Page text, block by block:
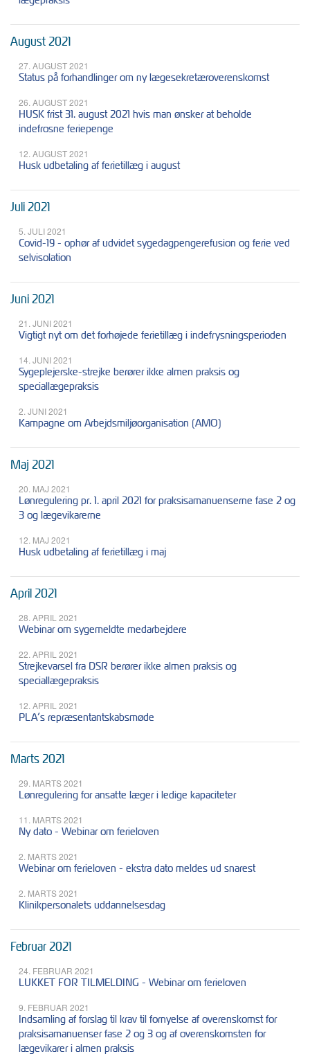
August 2021
27. AUGUST 2021
Status på forhandlinger om ny lægesekretæroverenskomst
26. AUGUST 2021
HUSK frist 31. august 2021 hvis man ønsker at beholde
indefrosne feriepenge
12. AUGUST 2021
Husk udbetaling af ferietillæg i august
Juli 2021
5. JULI 2021
Covid-19 - ophør af udvidet sygedagpengerefusion og ferie ved
selvisolation
Juni 2021
21. JUNI 2021
Vigtigt nyt om det forhøjede ferietillæg i indefrysningsperioden
14. JUNI 2021
Sygeplejerske-strejke berører ikke almen praksis og
speciallægepraksis
2. JUNI 2021
Kampagne om Arbejdsmiljøorganisation (AMO)
Maj 2021
20. MAJ 2021
Lønregulering pr. 1. april 2021 for praksisamanuenserne fase 2 og
3 og lægevikarerne
12. MAJ 2021
Husk udbetaling af ferietillæg i maj
April 2021
28. APRIL 2021
Webinar om sygemeldte medarbejdere
22. APRIL 2021
Strejkevarsel fra DSR berører ikke almen praksis og
speciallægepraksis
12. APRIL 2021
PLA’s repræsentantskabsmøde
Marts 2021
29. MARTS 2021
Lønregulering for ansatte læger i ledige kapaciteter
11. MARTS 2021
Ny dato - Webinar om ferieloven
2. MARTS 2021
Webinar om ferieloven - ekstra dato meldes ud snarest
2. MARTS 2021
Klinikpersonalets uddannelsesdag
Februar 2021
24. FEBRUAR 2021
LUKKET FOR TILMELDING - Webinar om ferieloven
9. FEBRUAR 2021
Indsamling af forslag til krav til fornyelse af overenskomst for
praksisamanuenser fase 2 og 3 og af overenskomsten for
lægevikarer i almen praksis